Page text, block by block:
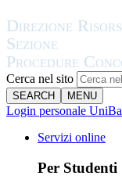
Cerca nel sito
SEARCH MENU
Login personale UniBa
Servizi online
Per Studenti